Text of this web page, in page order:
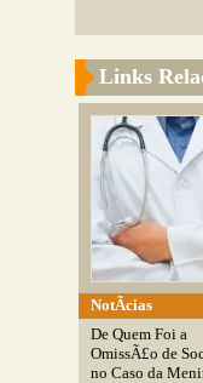
Links
NotÃ­cias
De Quem Foi a
OmissÃ£o de
no Caso da